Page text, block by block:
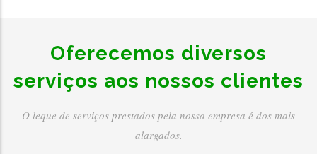
Oferecemos diversos
serviços aos nossos clientes
O leque de serviços prestados pela nossa empresa é dos mais
alargados.